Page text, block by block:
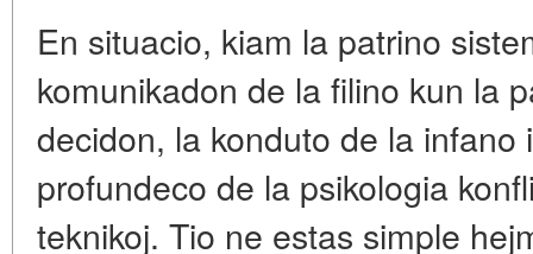
En situacio, kiam la patrino
komunikadon de la filino kun la
decidon, la konduto de la infano
profundeco de la psikologia
teknikoj. Tio ne estas simple